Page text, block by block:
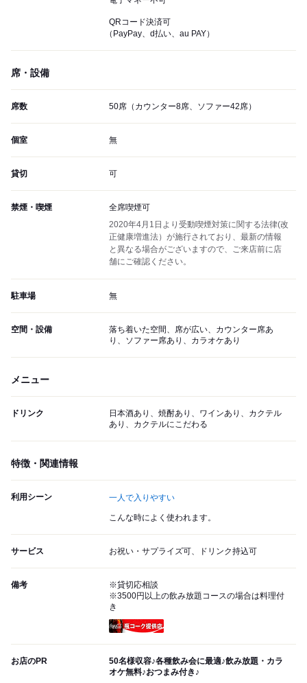
QRコード決済可
（PayPay、d払い、au PAY）
席・設備
席数 50席（カウンター8席、ソファー42席）
個室 無
貸切 可
禁煙・喫煙
全席喫煙可
2020年4月1日より受動喫煙対策に関する法律(改
正健康増進法）が施行されており、最新の情報
と異なる場合がございますので、ご来店前に店
舗にご確認ください。
駐車場 無
空間・設備
落ち着いた空間、席が広い、カウンター席あ
り、ソファー席あり、カラオケあり
メニュー
ドリンク
日本酒あり、焼酎あり、ワインあり、カクテル
あり、カクテルにこだわる
特徴・関連情報
利用シーン 一人で入りやすい
こんな時によく使われます。
サービス お祝い・サプライズ可、ドリンク持込可
備考
※貸切応相談
※3500円以上の飲み放題コースの場合は料理付
き
お店のPR
50名様収容♪各種飲み会に最適♪飲み放題・カラ
オケ無料♪おつまみ付き♪